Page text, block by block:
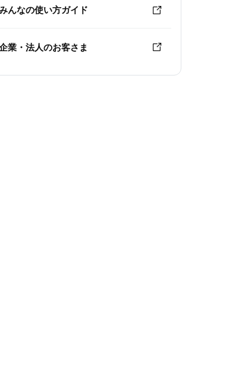
んなの使い方ガイド
業・法人のお客さま